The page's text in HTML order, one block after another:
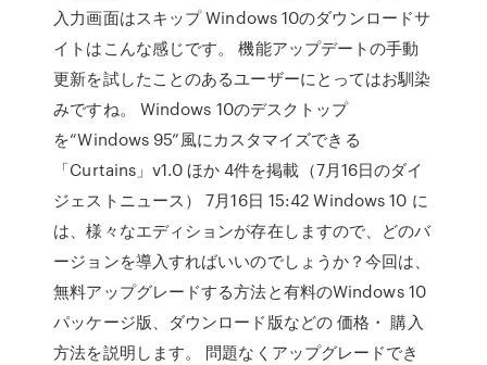
入力画面はスキップ Windows 10のダウンロードサ
イトはこんな感じです。 機能アップデートの手動
更新を試したことのあるユーザーにとってはお馴染
みですね。 Windows 10のデスクトップ
を“Windows 95”風にカスタマイズできる
「Curtains」v1.0 ほか 4件を掲載（7月16日のダイ
ジェストニュース） 7月16日 15:42 Windows 10 に
は、様々なエディションが存在しますので、どのバ
ージョンを導入すればいいのでしょうか？今回は、
無料アップグレードする方法と有料のWindows 10
パッケージ版、ダウンロード版などの 価格・ 購入
方法を説明します。 問題なくアップグレードでき